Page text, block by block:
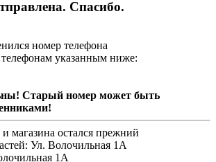
Спасибо.
номер телефона
указанным ниже:
Старый номер может быть
и магазина остался прежний
Ул. Волочильная 1А
1А